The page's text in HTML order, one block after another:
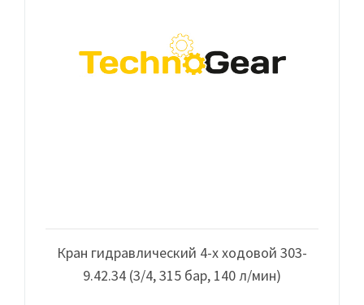
Кран гидравлический 4-х ходовой 303-
9.42.34 (3/4, 315 бар, 140 л/мин)